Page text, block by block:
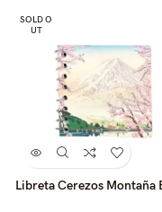
SOLD O
UT
Libreta Cerezos Montaña